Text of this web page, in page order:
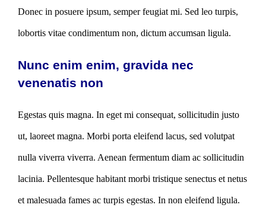
Donec in posuere ipsum, semper feugiat mi. Sed leo turpis,
lobortis vitae condimentum non, dictum accumsan ligula.
Nunc enim enim, gravida nec
venenatis non
Egestas quis magna. In eget mi consequat, sollicitudin justo
ut, laoreet magna. Morbi porta eleifend lacus, sed volutpat
nulla viverra viverra. Aenean fermentum diam ac sollicitudin
lacinia. Pellentesque habitant morbi tristique senectus et netus
et malesuada fames ac turpis egestas. In non eleifend ligula.